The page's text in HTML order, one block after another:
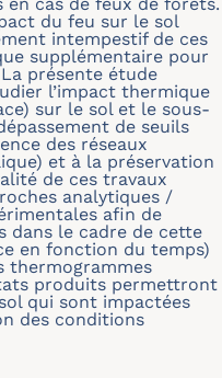
du feu sur le sol
intempestif de ces
supplémentaire pour
présente étude
l’impact thermique
sur le sol et le sous-
de seuils
des réseaux
et à la préservation
de ces travaux
analytiques /
afin de
dans le cadre de cette
en fonction du temps)
thermogrammes
produits permettront
qui sont impactées
des conditions